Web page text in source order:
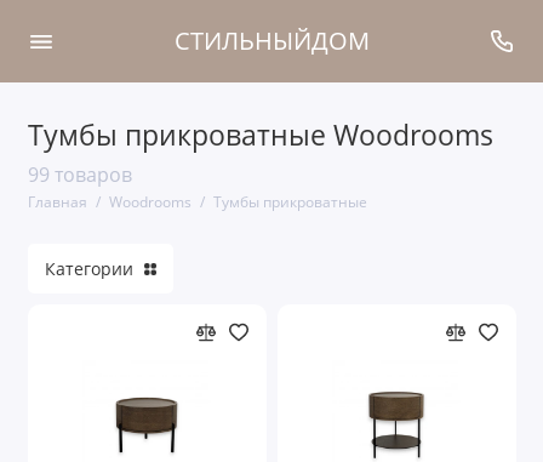
СТИЛЬНЫЙДОМ
Тумбы прикроватные Woodrooms
99 товаров
Главная Woodrooms Тумбы прикроватные
Коллекции Woodrooms
Кровати
Шкафы
Категории